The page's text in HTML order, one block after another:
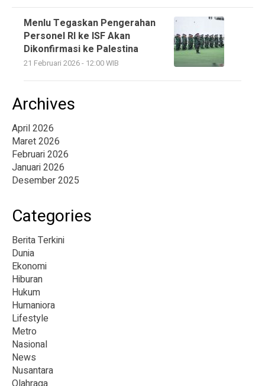
Menlu Tegaskan Pengerahan
Personel RI ke ISF Akan
Dikonfirmasi ke Palestina
21 Februari 2026 - 12:00 WIB
Archives
April 2026
Maret 2026
Februari 2026
Januari 2026
Desember 2025
Categories
Berita Terkini
Dunia
Ekonomi
Hiburan
Hukum
Humaniora
Lifestyle
Metro
Nasional
News
Nusantara